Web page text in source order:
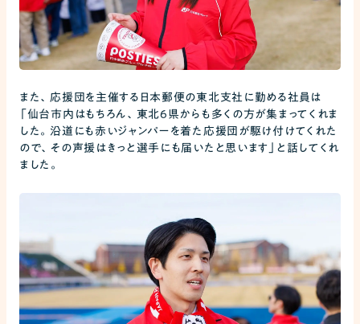
また、応援団を主催する日本郵便の東北支社に勤める社員は
「仙台市内はもちろん、東北6県からも多くの方が集まってくれま
した。沿道にも赤いジャンパーを着た応援団が駆け付けてくれた
ので、その声援はきっと選手にも届いたと思います」と話してくれ
ました。